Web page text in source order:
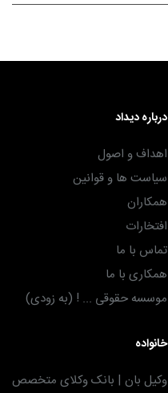
درباره دیداد
اهداف و اصول
سیاست ها و قوانین
همکاران
افتخارات
تماس با ما
همکاری با ما
موسسه حقوقی ... ! (به زودی)
خانواده
وکیل بان | بانک وکلای متخصص